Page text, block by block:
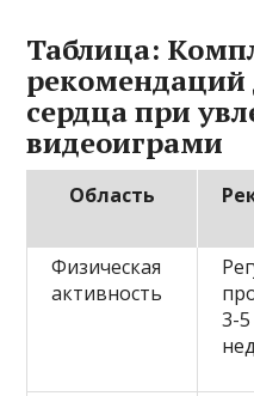
Таблица:
рекомендаций
сердца при
видеоиграми
Область
Физическая
активность
3-